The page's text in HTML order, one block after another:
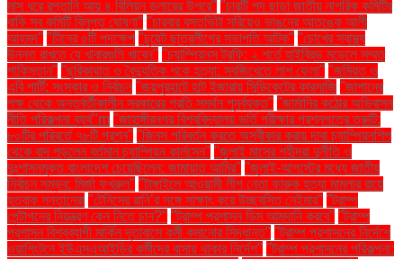
মাস ধরে রপ্তানি আয় ৪ বিলিয়ন ডলারের উপরে" "চারটি পদ ছাড়া জাতীয় নাগরিক কমিটির
বাকি সব কমিটি বিলুপ্ত ঘোষণা" "চারবার বসতভিটা সরিয়েও ভাঙনের আতঙ্কে আলী
আহমদ" "চীনের ৫টি পদক্ষেপ "চুয়েট ছাত্রলীগের সভাপতি আটক" "চোখের স্বাস্থ্য
উন্নত রাখতে যে খাবারগুলি খাবেন" "চ্যাম্পিয়নস ট্রফি: ২ শর্তে হাইব্রিড মডেলে সম্মত
পাকিস্তান" "ছুরিকাঘাত ও বৈদ্যুতিক শকে হত্যা: সবজিখেতে লাশ ফেলা" "জমিয়ত ও
এবি পার্টি: সংস্কার ও নির্বাচন "জয়পুরহাটে হাট ইজারায় সিন্ডিকেটের কারসাজি "জাপানের
পক্ষ থেকে অন্তর্বর্তীকালীন সরকারের প্রতি সমর্থন পুনর্ব্যক্ত" "জার্মানির কঠোর অভিবাসন
নীতি পরিকল্পনা ব্যর্থ"m "জাহাঙ্গীরনগর বিশ্ববিদ্যালয় ভর্তি পরীক্ষার প্রশ্নপত্রে ত্রুটি:
৮০টির পরিবর্তে ৭৮টি প্রশ্ন" "জিনস পরিবর্তন করতে অস্বীকার করায় দাবা চ্যাম্পিয়নশিপ
থেকে বাদ পড়লেন বর্তমান চ্যাম্পিয়ন কার্লসেন" "জুলাই মাসের শহীদরা দুর্নীতি ও
দুঃশাসনমুক্ত বাংলাদেশ চেয়েছিলেন: জামায়াত আমির" "জুলাই-আগস্টের মধ্যে জাতীয়
নির্বাচন সম্ভব: মির্জা ফখরুল" "টাঙ্গাইলে আওয়ামী লীগ নেতা ফারুক হত্যা মামলার রায়ে
হতবাক সন্তানেরা "টেনিসের রানি’র সঙ্গে সাক্ষাৎ করে উচ্ছ্বসিত নেইমার" "ট্রাম্প
পেন্টাগনের নিয়ন্ত্রণ কেন নিতে চান?" "ট্রাম্প প্রশাসন ডিম আমদানি করবে" "ট্রাম্প
প্রশাসন বিশ্বব্যাপী মার্কিন দূতাবাসে কর্মী কমানোর সিদ্ধান্ত" "ট্রাম্প প্রশাসনের নির্দেশে
ওয়াশিংটনে ইউএসএআইডির কর্মীদের বাসায় থাকার নির্দেশ" "ট্রাম্প প্রশাসনের পরিকল্পনা: